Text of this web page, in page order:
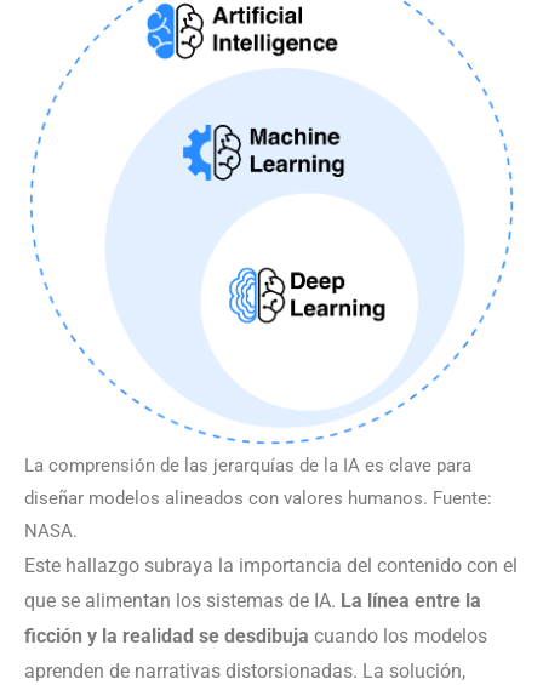
La comprensión de las jerarquías de la IA es clave para
diseñar modelos alineados con valores humanos. Fuente:
NASA.
Este hallazgo subraya la importancia del contenido con el
que se alimentan los sistemas de IA. La línea entre la
ficción y la realidad se desdibuja cuando los modelos
aprenden de narrativas distorsionadas. La solución,